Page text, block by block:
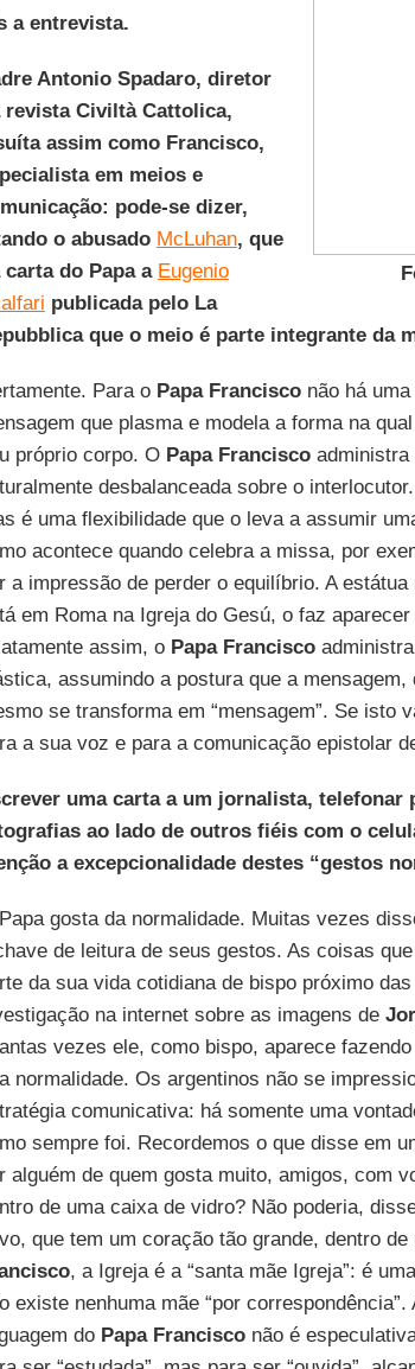
a entrevista.
Antonio Spadaro, diretor
revista Civiltà Cattolica,
assim como Francisco,
em meios e
pode-se dizer,
o abusado McLuhan, que
carta do Papa a Eugenio
publicada pelo La
que o meio é parte integrante da
Para o Papa Francisconão há uma
que plasma e modela a forma na
próprio corpo. O Papa Franciscoadministra
desbalanceada sobre o
é uma flexibilidade que o leva a assumir
acontece quando celebra a missa, por
a impressão de perder o equilíbrio. A
em Roma na Igreja do Gesú, o faz
assim, o Papa Franciscoadministra
assumindo a postura que a
se transforma em “mensagem”. Se isto
a sua voz e para a comunicação epistolar
uma carta a um jornalista, telefonar
ao lado de outros fiéis com o
a excepcionalidade destes “gestos
gosta da normalidade. Muitas vezes
de leitura de seus gestos. As coisas
da sua vida cotidiana de bispo próximo
na internet sobre as imagens de
vezes ele, como bispo, aparece
normalidade. Os argentinos não se
comunicativa: há somente uma
sempre foi. Recordemos o que disse em
alguém de quem gosta muito, amigos, com
de uma caixa de vidro? Não poderia,
que tem um coração tão grande, dentro
, a Igreja é a “santa mãe Igreja”: é
existe nenhuma mãe “por
do Papa Francisconão é